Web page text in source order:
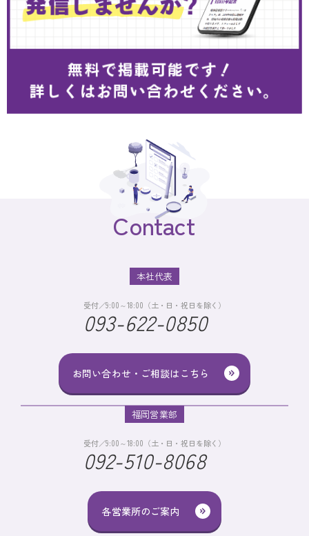
Contact
お問い合わせ・ご相談はこちら
本社代表
受付／9:00～18:00（土・日・祝日を除く）
093-622-0850
各営業所のご案内
福岡営業部
受付／9:00～18:00（土・日・祝日を除く）
092-510-8068